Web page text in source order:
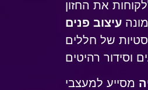
את החזון
עיצוב פנים
של חללים
מסייע למעצבי